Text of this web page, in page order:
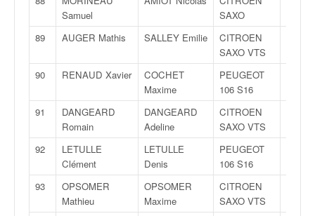
Samuel
SAXO
89 AUGER Mathis SALLEY Emilie
CITROEN
SAXO VTS
90 RENAUD Xavier
COCHET
Maxime
PEUGEOT
106 S16
91
DANGEARD
Romain
DANGEARD
Adeline
CITROEN
SAXO VTS
92
LETULLE
Clément
LETULLE
Denis
PEUGEOT
106 S16
93
OPSOMER
Mathieu
OPSOMER
Maxime
CITROEN
SAXO VTS